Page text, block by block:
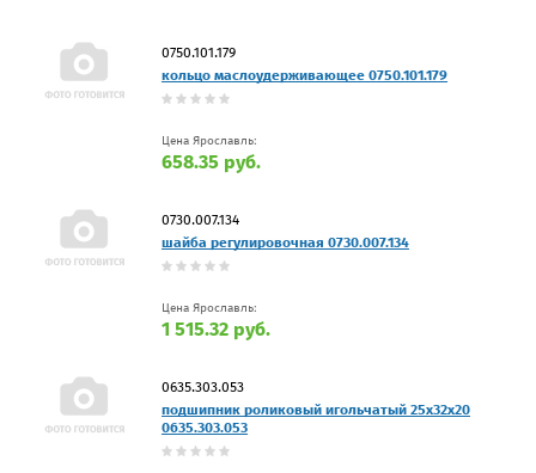
0750.101.179
кольцо маслоудерживающее 0750.101.179
Цена Ярославль:
658.35 руб.
0730.007.134
шайба регулировочная 0730.007.134
Цена Ярославль:
1 515.32 руб.
0635.303.053
подшипник роликовый игольчатый 25х32х20
0635.303.053